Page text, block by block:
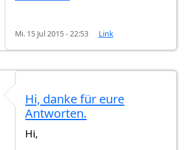
Mi. 15 Jul 2015 - 22:53 Link
Hi, danke für eure
Antworten.
Hi,